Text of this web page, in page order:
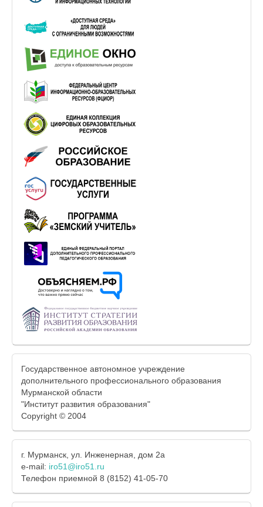
Государственное автономное учреждение
дополнительного профессионального образования
Мурманской области
"Институт развития образования"
Copyright © 2004
г. Мурманск, ул. Инженерная, дом 2а
e-mail: iro51@iro51.ru
Телефон приемной 8 (8152) 41-05-70